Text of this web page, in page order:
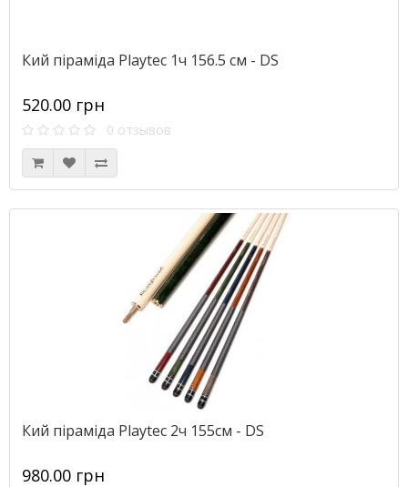
Кий піраміда Playtec 1ч 156.5 см - DS
520.00 грн
0 отзывов
Кий піраміда Playtec 2ч 155см - DS
980.00 грн